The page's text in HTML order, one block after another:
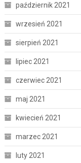
październik 2021
wrzesień 2021
sierpień 2021
lipiec 2021
czerwiec 2021
maj 2021
kwiecień 2021
marzec 2021
luty 2021